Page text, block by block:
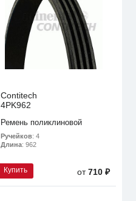
Contitech
4PK962
Ремень поликлиновой
Ручейков: 4
Длина: 962
Купить от710 ₽